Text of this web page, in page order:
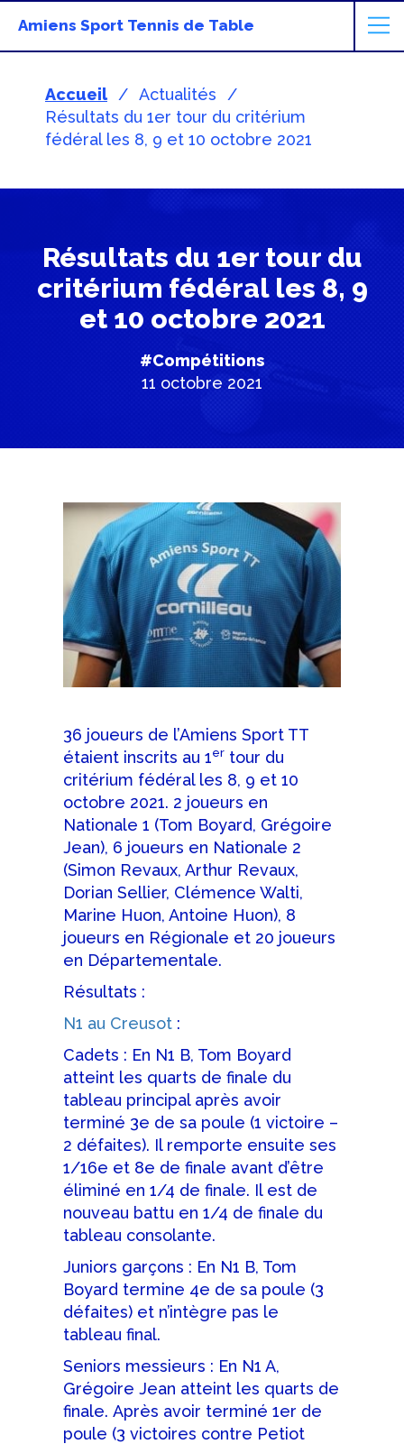
Amiens Sport Tennis de Table
Accueil
Actualités
Résultats du 1er tour du critérium
fédéral les 8, 9 et 10 octobre 2021
Résultats du 1er tour du
critérium fédéral les 8, 9
et 10 octobre 2021
#Compétitions
11 octobre 2021
36 joueurs de l’Amiens Sport TT
étaient inscrits au 1er tour du
critérium fédéral les 8, 9 et 10
octobre 2021. 2 joueurs en
Nationale 1 (Tom Boyard, Grégoire
Jean), 6 joueurs en Nationale 2
(Simon Revaux, Arthur Revaux,
Dorian Sellier, Clémence Walti,
Marine Huon, Antoine Huon), 8
joueurs en Régionale et 20 joueurs
en Départementale.
Résultats :
N1 au Creusot :
Cadets : En N1 B, Tom Boyard
atteint les quarts de finale du
tableau principal après avoir
terminé 3e de sa poule (1 victoire –
2 défaites). Il remporte ensuite ses
1/16e et 8e de finale avant d’être
éliminé en 1/4 de finale. Il est de
nouveau battu en 1/4 de finale du
tableau consolante.
Juniors garçons : En N1 B, Tom
Boyard termine 4e de sa poule (3
défaites) et n’intègre pas le
tableau final.
Seniors messieurs : En N1 A,
Grégoire Jean atteint les quarts de
finale. Après avoir terminé 1er de
poule (3 victoires contre Petiot